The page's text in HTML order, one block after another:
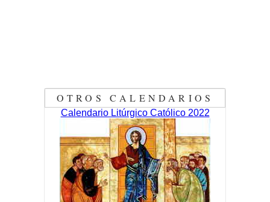
OTROS CALENDARIOS
Calendario Litúrgico Católico 2022